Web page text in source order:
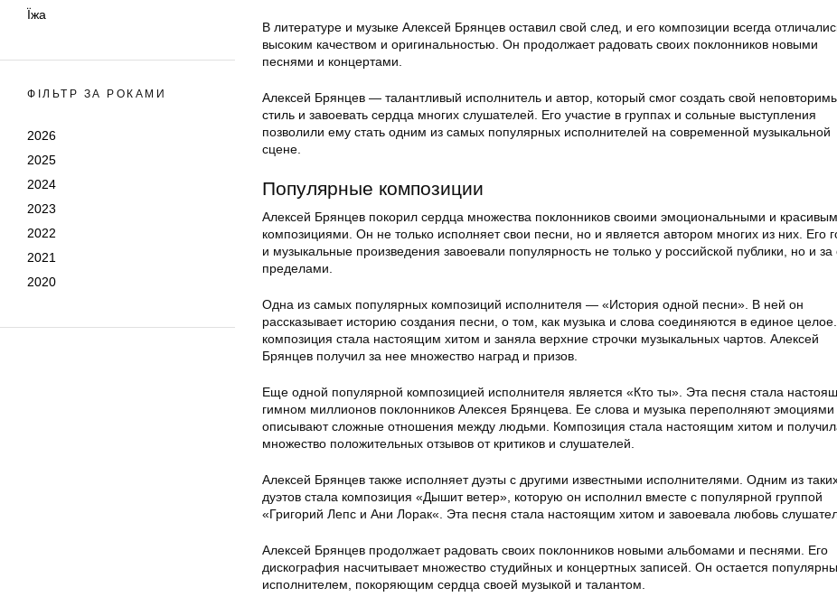
Їжа
ФІЛЬТР ЗА РОКАМИ
2026
2025
2024
2023
2022
2021
2020
В литературе и музыке Алексей Брянцев оставил свой след, и его композиции всегда
высоким качеством и оригинальностью. Он продолжает радовать своих поклонников новыми
песнями и концертами.
Алексей Брянцев — талантливый исполнитель и автор, который смог создать свой
стиль и завоевать сердца многих слушателей. Его участие в группах и сольные выступления
позволили ему стать одним из самых популярных исполнителей на современной музыкальной
сцене.
Популярные композиции
Алексей Брянцев покорил сердца множества поклонников своими эмоциональными и
композициями. Он не только исполняет свои песни, но и является автором многих из них. Его
и музыкальные произведения завоевали популярность не только у российской публики, но и за
пределами.
Одна из самых популярных композиций исполнителя — «История одной песни». В ней он
рассказывает историю создания песни, о том, как музыка и слова соединяются в единое
композиция стала настоящим хитом и заняла верхние строчки музыкальных чартов. Алексей
Брянцев получил за нее множество наград и призов.
Еще одной популярной композицией исполнителя является «Кто ты». Эта песня стала
гимном миллионов поклонников Алексея Брянцева. Ее слова и музыка переполняют эмоциями
описывают сложные отношения между людьми. Композиция стала настоящим хитом и
множество положительных отзывов от критиков и слушателей.
Алексей Брянцев также исполняет дуэты с другими известными исполнителями. Одним из
дуэтов стала композиция «Дышит ветер», которую он исполнил вместе с популярной группой
«Григорий Лепс и Ани Лорак«. Эта песня стала настоящим хитом и завоевала любовь
Алексей Брянцев продолжает радовать своих поклонников новыми альбомами и песнями. Его
дискография насчитывает множество студийных и концертных записей. Он остается
исполнителем, покоряющим сердца своей музыкой и талантом.